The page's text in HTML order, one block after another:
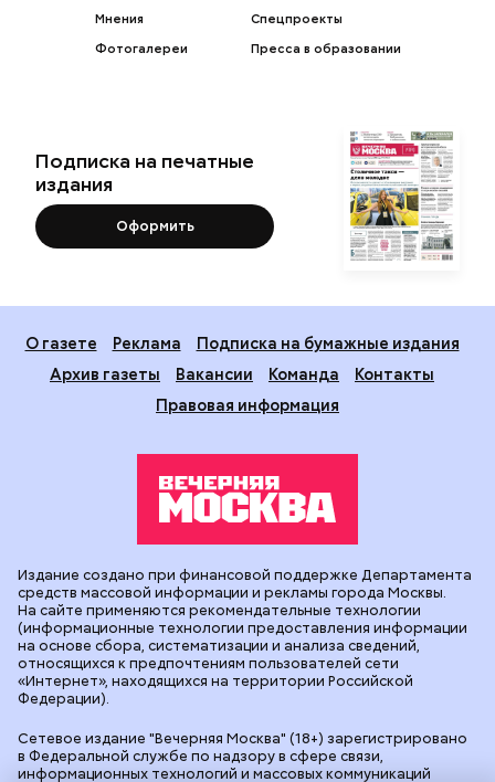
Мнения
Фотогалереи
Спецпроекты
Пресса в образовании
Подписка на печатные
издания
Оформить
О газете Реклама
Подписка на бумажные издания
Архив газеты
Вакансии Команда
Контакты
Правовая информация
Сетевое издание "Вечерняя Москва" (18+) зарегистрировано
в Федеральной службе по надзору в сфере связи,
информационных технологий и массовых коммуникаций
Издание создано при финансовой поддержке Департамента
средств массовой информации и рекламы города Москвы.
На сайте применяются рекомендательные технологии
(информационные технологии предоставления информации
на основе сбора, систематизации и анализа сведений,
относящихся к предпочтениям пользователей сети
«Интернет», находящихся на территории Российской
Федерации).